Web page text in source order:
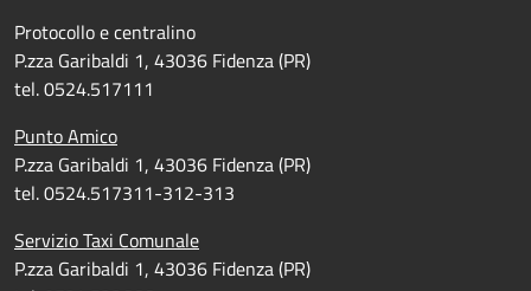
Protocollo e centralino
P.zza Garibaldi 1, 43036 Fidenza (PR)
tel. 0524.517111
Punto Amico
P.zza Garibaldi 1, 43036 Fidenza (PR)
tel. 0524.517311-312-313
Servizio Taxi Comunale
P.zza Garibaldi 1, 43036 Fidenza (PR)